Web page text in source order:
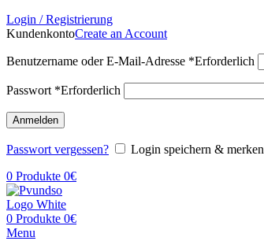
Login / Registrierung
KundenkontoCreate an Account
Benutzername oder E-Mail-Adresse *Erforderlich
Passwort *Erforderlich
Anmelden
Passwort vergessen?
Login speichern & merken
0 Produkte 0€
0 Produkte 0€
Menu